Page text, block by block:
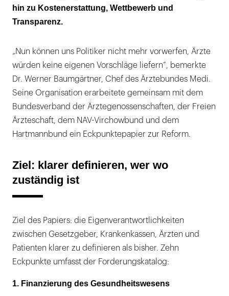
hin zu Kostenerstattung, Wettbewerb und
Transparenz.
„Nun können uns Politiker nicht mehr vorwerfen, Ärzte
würden keine eigenen Vorschläge liefern“, bemerkte
Dr. Werner Baumgärtner, Chef des Ärztebundes Medi.
Seine Organisation erarbeitete gemeinsam mit dem
Bundesverband der Ärztegenossenschaften, der Freien
Ärzteschaft, dem NAV-Virchowbund und dem
Hartmannbund ein Eckpunktepapier zur Reform.
Ziel: klarer definieren, wer wo
zuständig ist
Ziel des Papiers: die Eigenverantwortlichkeiten
zwischen Gesetzgeber, Krankenkassen, Ärzten und
Patienten klarer zu definieren als bisher. Zehn
Eckpunkte umfasst der Forderungskatalog:
1. Finanzierung des Gesundheitswesens